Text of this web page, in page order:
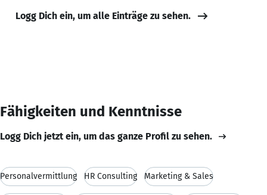
Logg Dich ein, um alle Einträge zu sehen.
Fähigkeiten und Kenntnisse
Logg Dich jetzt ein, um das ganze Profil zu sehen.
Personalvermittlung HR Consulting Marketing & Sales